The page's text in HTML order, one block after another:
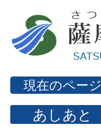
現在のページ
あしあと